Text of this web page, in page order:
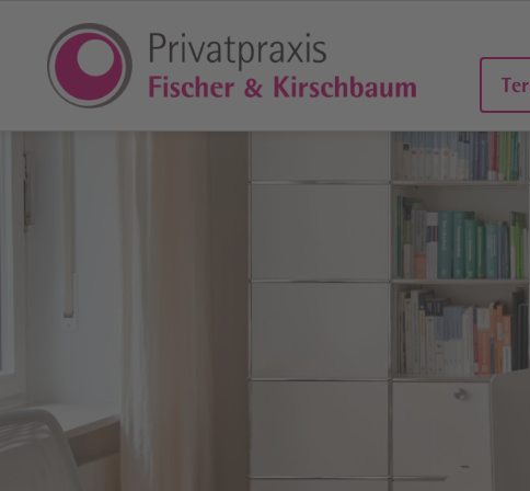
Mädchen- und Teen­ager­sprech­stunde
jahren
Zertifiziertes
3D/4D-
NIPT (nicht-
Vitamin D und
Akupunktur in